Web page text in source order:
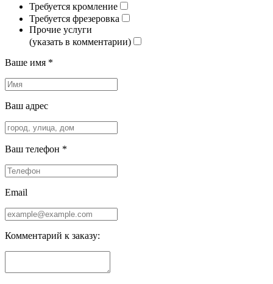
Требуется кромление
Требуется фрезеровка
Прочие услуги
(указать в комментарии)
Ваше имя *
Ваш адрес
Ваш телефон *
Email
Комментарий к заказу: